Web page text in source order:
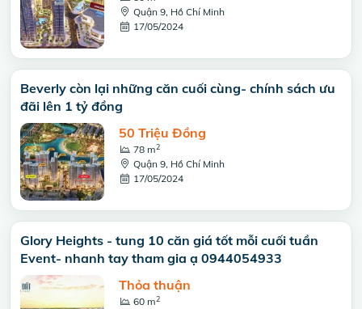
Quận 9, Hồ Chí Minh
17/05/2024
Beverly còn lại những căn cuối cùng- chính sách ưu
đãi lên 1 tỷ đồng
50 Triệu Đồng
78 m2
Quận 9, Hồ Chí Minh
17/05/2024
Glory Heights - tung 10 căn giá tốt mỗi cuối tuần
Event- nhanh tay tham gia ạ 0944054933
Thỏa thuận
60 m2